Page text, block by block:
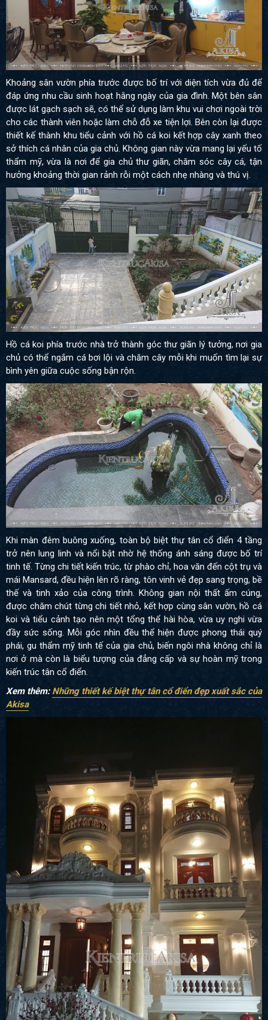
Khoảng sân vườn phía trước được bố trí với diện tích vừa đủ để
đáp ứng nhu cầu sinh hoạt hằng ngày của gia đình. Một bên sân
được lát gạch sạch sẽ, có thể sử dụng làm khu vui chơi ngoài trời
cho các thành viên hoặc làm chỗ đỗ xe tiện lợi. Bên còn lại được
thiết kế thành khu tiểu cảnh với hồ cá koi kết hợp cây xanh theo
sở thích cá nhân của gia chủ. Không gian này vừa mang lại yếu tố
thẩm mỹ, vừa là nơi để gia chủ thư giãn, chăm sóc cây cá, tận
hưởng khoảng thời gian rảnh rỗi một cách nhẹ nhàng và thú vị.
Hồ cá koi phía trước nhà trở thành góc thư giãn lý tưởng, nơi gia
chủ có thể ngắm cá bơi lội và chăm cây mỗi khi muốn tìm lại sự
bình yên giữa cuộc sống bận rộn.
Khi màn đêm buông xuống, toàn bộ biệt thự tân cổ điển 4 tầng
trở nên lung linh và nổi bật nhờ hệ thống ánh sáng được bố trí
tinh tế. Từng chi tiết kiến trúc, từ phào chỉ, hoa văn đến cột trụ và
mái Mansard, đều hiện lên rõ ràng, tôn vinh vẻ đẹp sang trọng, bề
thế và tinh xảo của công trình. Không gian nội thất ấm cúng,
được chăm chút từng chi tiết nhỏ, kết hợp cùng sân vườn, hồ cá
koi và tiểu cảnh tạo nên một tổng thể hài hòa, vừa uy nghi vừa
đầy sức sống. Mỗi góc nhìn đều thể hiện được phong thái quý
phái, gu thẩm mỹ tinh tế của gia chủ, biến ngôi nhà không chỉ là
nơi ở mà còn là biểu tượng của đẳng cấp và sự hoàn mỹ trong
kiến trúc tân cổ điển.
Xem thêm: Những thiết kế biệt thự tân cổ điển đẹp xuất sắc của
Akisa